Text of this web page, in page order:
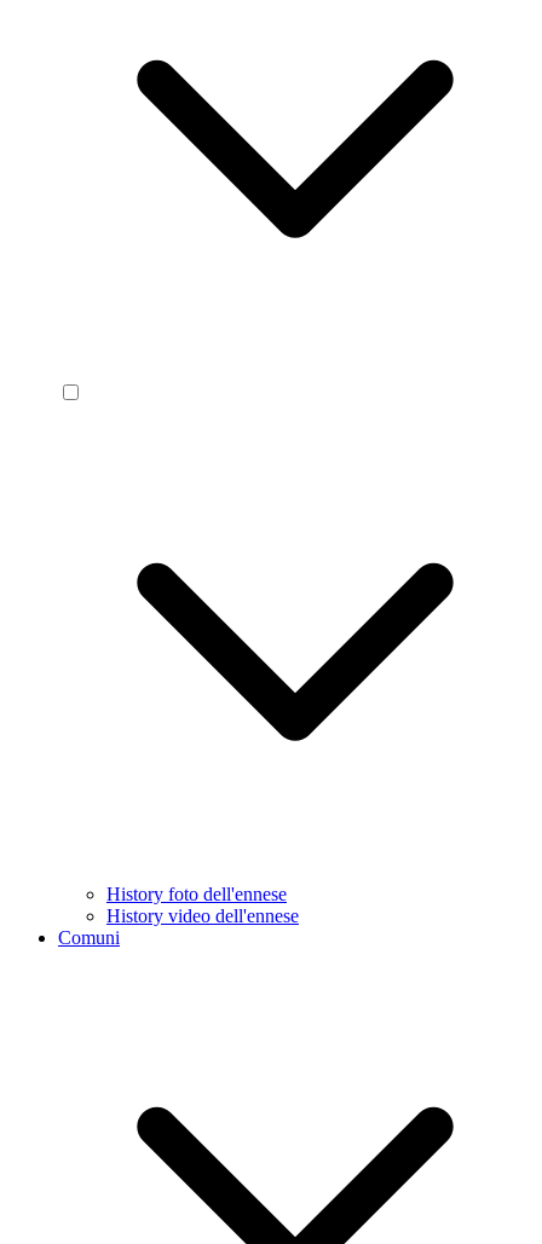
History foto dell'ennese
History video dell'ennese
Comuni